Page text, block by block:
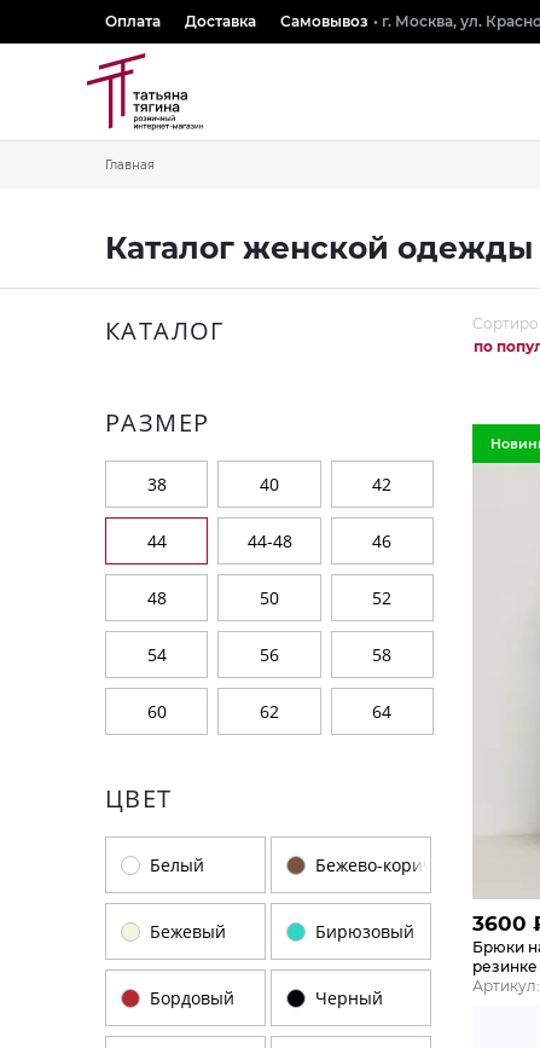
Оплата Доставка Самовывоз • г. Москва, ул.
Главная
Каталог женской
КАТАЛОГ
РАЗМЕР
38 40 42
44 44-48 46
48 50 52
54 56 58
60 62 64
ЦВЕТ
Белый Бежево-коричневый
Бежевый Бирюзовый
Бордовый Черный
по
3600
Брюки